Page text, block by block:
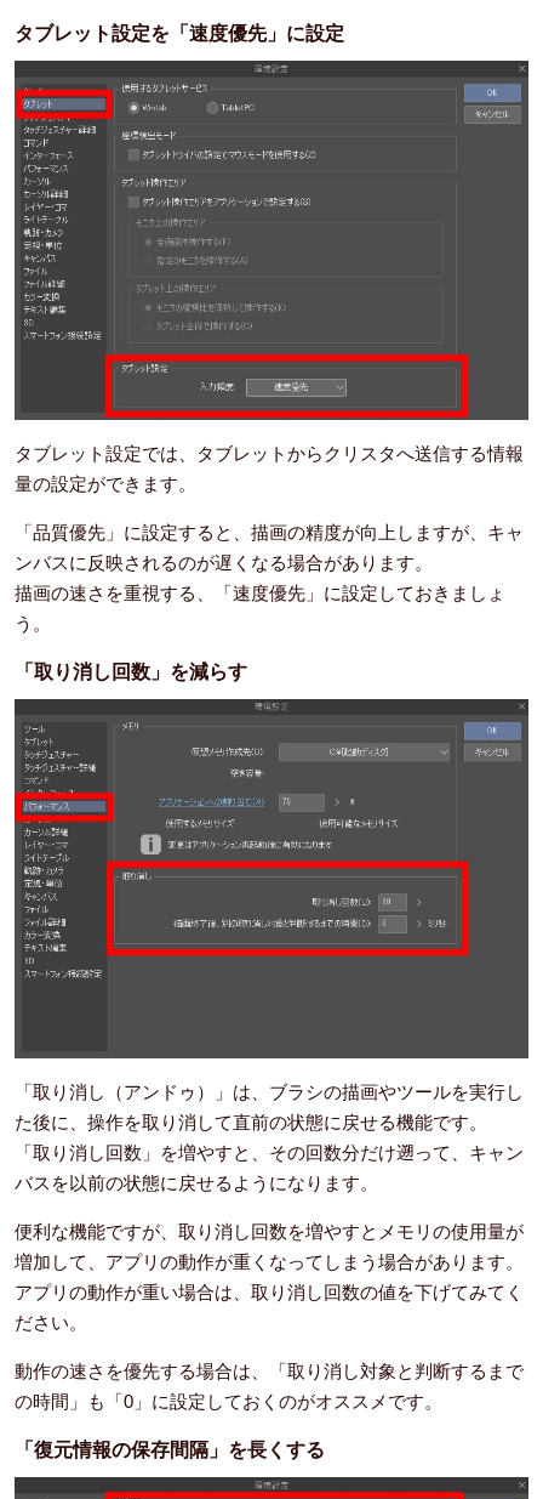
タブレット設定を「速度優先」に設定
タブレット設定では、タブレットからクリスタへ送信する情報
量の設定ができます。
「品質優先」に設定すると、描画の精度が向上しますが、キャ
ンバスに反映されるのが遅くなる場合があります。
描画の速さを重視する、「速度優先」に設定しておきましょ
う。
「取り消し回数」を減らす
「取り消し（アンドゥ）」は、ブラシの描画やツールを実行し
た後に、操作を取り消して直前の状態に戻せる機能です。
「取り消し回数」を増やすと、その回数分だけ遡って、キャン
バスを以前の状態に戻せるようになります。
便利な機能ですが、取り消し回数を増やすとメモリの使用量が
増加して、アプリの動作が重くなってしまう場合があります。
アプリの動作が重い場合は、取り消し回数の値を下げてみてく
ださい。
動作の速さを優先する場合は、「取り消し対象と判断するまで
の時間」も「0」に設定しておくのがオススメです。
「復元情報の保存間隔」を長くする